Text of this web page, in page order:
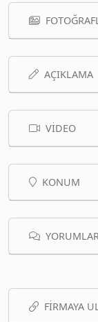
AÇIKLAMA
VIDEO
KONUM
YORUMLAR
FIRMAYA